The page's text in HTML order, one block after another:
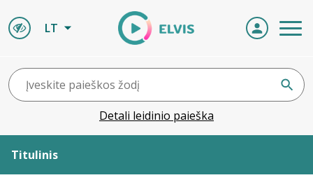
LT
Detali leidinio paieška
Titulinis